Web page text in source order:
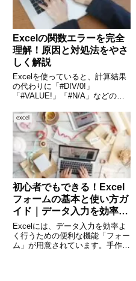
Excelの関数エラーを完全
理解！原因と対処法をやさ
しく解説
Excelを使っていると、計算結果
の代わりに「#DIV/0!」
「#VALUE!」「#N/A」などのエ
ませんか。Excelの関数エラー
は、操作ミスや設定の問題だけで
なく、Excelの仕組みを正しく理
解していないこ
excel
初心者でもできる！Excel
フォームの基本と使い方ガ
イド｜データ入力を効率化
する方法
Excelには、データ入力を効率よ
く行うための便利な機能「フォー
ム」が用意されています。手作業